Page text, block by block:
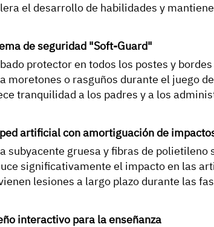
el desarrollo de habilidades y
de seguridad "Soft-Guard"
protector en todos los postes y
moretones o rasguños durante el juego
tranquilidad a los padres y a los
artificial con amortiguación de
subyacente gruesa y fibras de polietileno
significativamente el impacto en las
lesiones a largo plazo durante las
interactivo para la enseñanza